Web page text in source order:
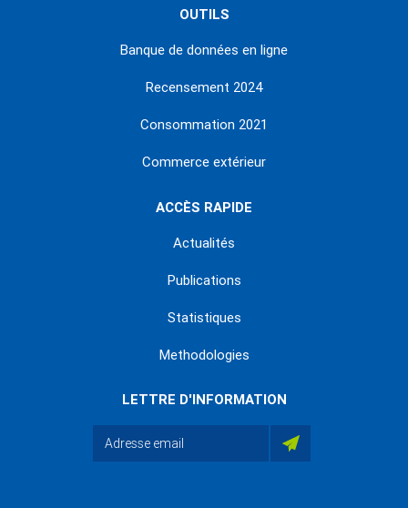
OUTILS
Banque de données en ligne
Recensement 2024
Consommation 2021
Commerce extérieur
ACCÈS RAPIDE
Actualités
Publications
Statistiques
Methodologies
LETTRE D'INFORMATION